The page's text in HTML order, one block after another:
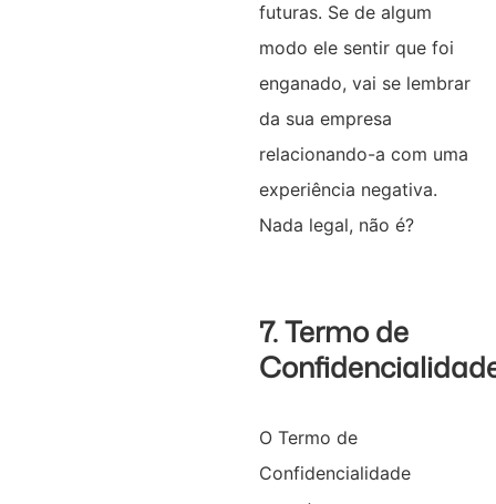
futuras. Se de algum
modo ele sentir que foi
enganado, vai se lembrar
da sua empresa
relacionando-a com uma
experiência negativa.
Nada legal, não é?
7. Termo de
O Termo de
Confidencialidade